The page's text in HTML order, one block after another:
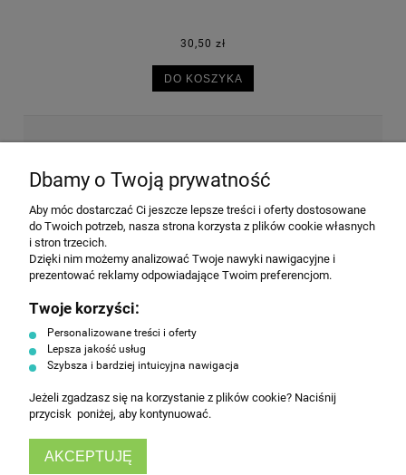
30,50 zł
DO KOSZYKA
Wyrażam zgodę na przesyłanie informacji
handlowej na poniższy adres email. Więcej w
Polityce prywatności.
ZAPISZ SIĘ
Dbamy o Twoją prywatność
Aby móc dostarczać Ci jeszcze lepsze treści i oferty dostosowane
do Twoich potrzeb, nasza strona korzysta z plików cookie własnych
i stron trzecich.
Dzięki nim możemy analizować Twoje nawyki nawigacyjne i
prezentować reklamy odpowiadające Twoim preferencjom.
Twoje korzyści:
Personalizowane treści i oferty
Lepsza jakość usług
Szybsza i bardziej intuicyjna nawigacja
Jeżeli zgadzasz się na korzystanie z plików cookie? Naciśnij
przycisk poniżej, aby kontynuować.
AKCEPTUJĘ